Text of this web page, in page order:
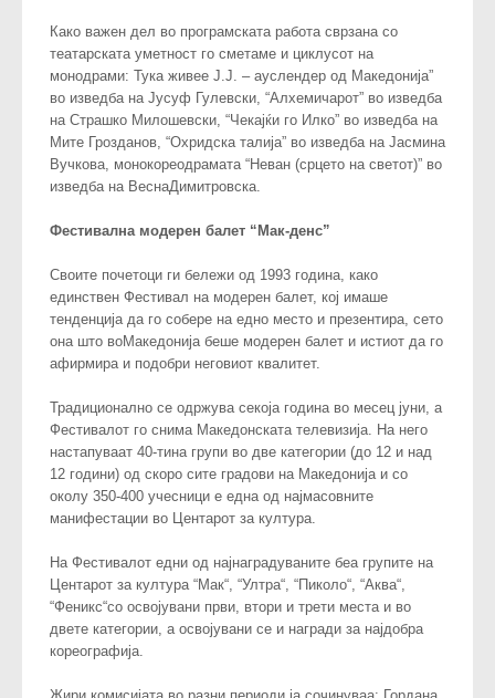
Како важен дел во програмската работа сврзана со
театарската уметност го сметаме и циклусот на
монодрами: Тука живее Ј.Ј. – ауслендер од Македонија”
во изведба на Јусуф Гулевски, “Алхемичарот” во изведба
на Страшко Милошевски, “Чекајќи го Илко” во изведба на
Мите Грозданов, “Охридска талија” во изведба на Јасмина
Вучкова, монокореодрамата “Неван (срцето на светот)” во
изведба на ВеснаДимитровска.
Фестивална модерен балет “Мак-денс”
Своите почетоци ги бележи од 1993 година, како
единствен Фестивал на модерен балет, кој имаше
тенденција да го собере на едно место и презентира, сето
она што воМакедонија беше модерен балет и истиот да го
афирмира и подобри неговиот квалитет.
Традиционално се одржува секоја година во месец јуни, а
Фестивалот го снима Македонската телевизија. На него
настапуваат 40-тина групи во две категории (до 12 и над
12 години) од скоро сите градови на Македонија и со
околу 350-400 учесници е една од најмасовните
манифестации во Центарот за култура.
На Фестивалот едни од најнаградуваните беа групите на
Центарот за култура “Мак“, “Ултра“, “Пиколо“, “Аква“,
“Феникс“со освојувани први, втори и трети места и во
двете категории, а освојувани се и награди за најдобра
кореографија.